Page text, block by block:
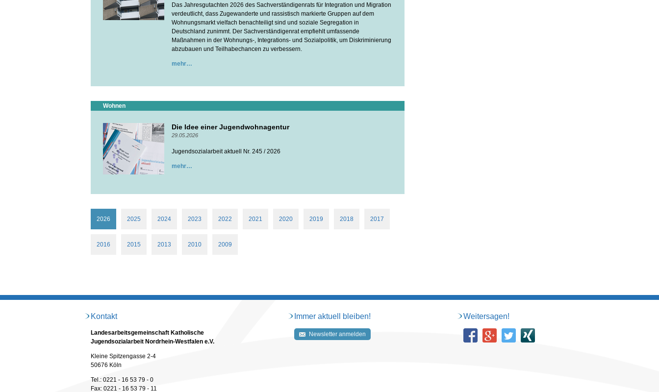
Das Jahresgutachten 2026 des Sachverständigenrats für Integration und Migration
verdeutlicht, dass Zugewanderte und rassistisch markierte Gruppen auf dem
Wohnungsmarkt vielfach benachteiligt sind und soziale Segregation in
Deutschland zunimmt. Der Sachverständigenrat empfiehlt umfassende
Maßnahmen in der Wohnungs-, Integrations- und Sozialpolitik, um Diskriminierung
abzubauen und Teilhabechancen zu verbessern.
mehr
Wohnen
Die Idee einer Jugendwohnagentur
29.05.2026
Jugendsozialarbeit aktuell Nr. 245 / 2026
mehr
2026 2025 2024 2023 2022 2021 2020 2019 2018 2017
2016 2015 2013 2010 2009
Kontakt
Landesarbeitsgemeinschaft Katholische
Jugendsozialarbeit Nordrhein-Westfalen e.V.
Kleine Spitzengasse 2-4
50676 Köln
Tel.: 0221 - 16 53 79 - 0
Fax: 0221 - 16 53 79 - 11
Immer aktuell bleiben!
Newsletter anmelden
Weitersagen!